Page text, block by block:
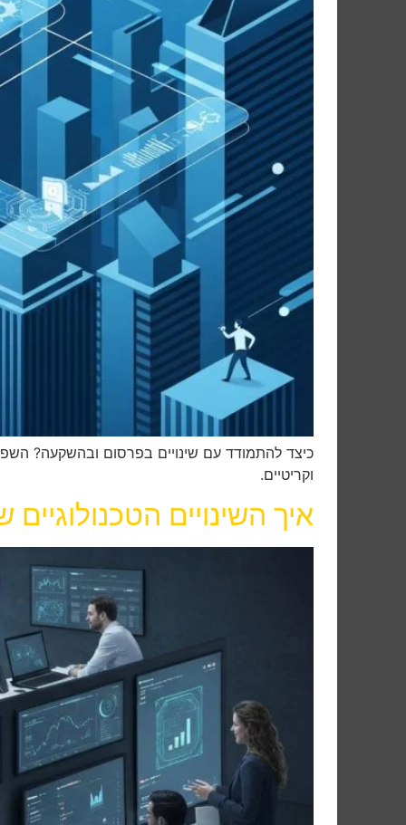
כיצד להתמודד עם שינויים בפרסום ובהשקעה?
וקריטיים.
איך השינויים